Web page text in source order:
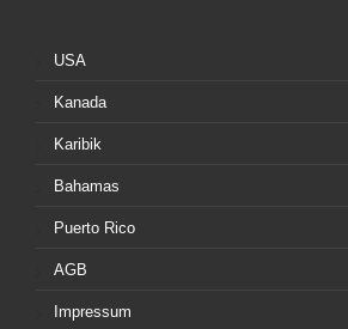
USA
Kanada
Karibik
Bahamas
Puerto Rico
AGB
Impressum